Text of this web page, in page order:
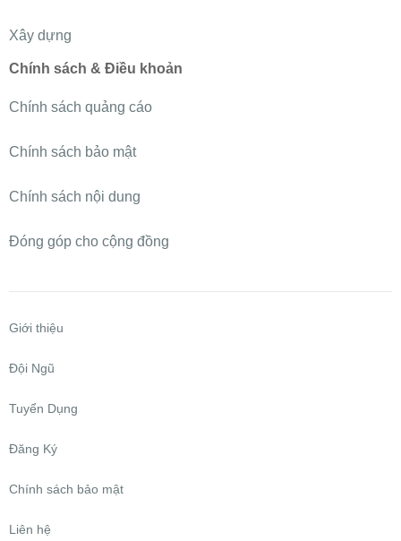
Xây dựng
Chính sách & Điều khoản
Chính sách quảng cáo
Chính sách bảo mật
Chính sách nội dung
Đóng góp cho cộng đồng
Giới thiệu
Đội Ngũ
Tuyển Dụng
Đăng Ký
Chính sách bảo mật
Liên hệ